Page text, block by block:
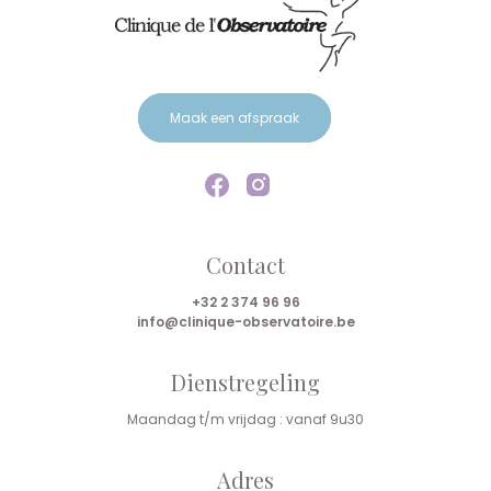
Maak een afspraak
Contact
+32 2 374 96 96
info@clinique-observatoire.be
Dienstregeling
Maandag t/m vrijdag : vanaf 9u30
Adres